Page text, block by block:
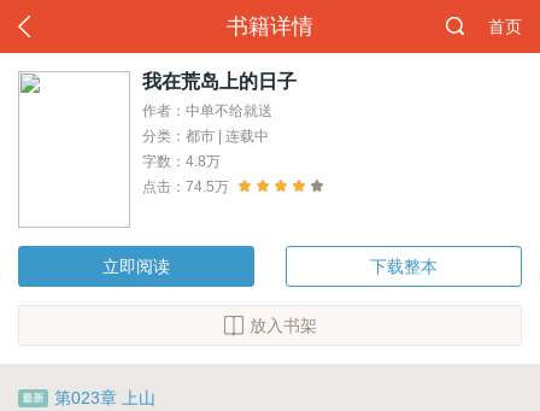
书籍详情 首页
我在荒岛上的日子
作者：中单不给就送
分类：都市 | 连载中
字数：4.8万
点击：74.5万
立即阅读 下载整本
放入书架
第023章 上山